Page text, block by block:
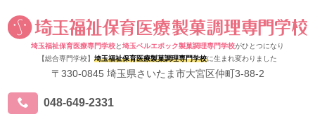
埼玉福祉保育医療専門学校と埼玉ベルエポック製菓調理専門学校がひとつになり
【総合専門学校】 埼玉福祉保育医療製菓調理専門学校に生まれ変わりました
〒330-0845 埼玉県さいたま市大宮区仲町3-88-2
048-649-2331